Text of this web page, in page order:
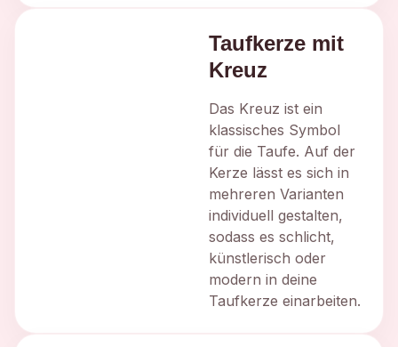
Taufkerze mit
Kreuz
Das Kreuz ist ein
klassisches Symbol
für die Taufe. Auf der
Kerze lässt es sich in
mehreren Varianten
individuell gestalten,
sodass es schlicht,
künstlerisch oder
modern in deine
Taufkerze einarbeiten.